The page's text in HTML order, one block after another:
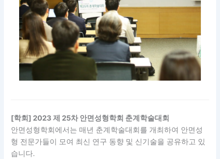
[학회] 2023 제 25차 안면성형학회 춘계학술대회
안면성형학회에서는 매년 춘계학술대회를 개최하여 안면성
형 전문가들이 모여 최신 연구 동향 및 신기술을 공유하고 있
습니다.